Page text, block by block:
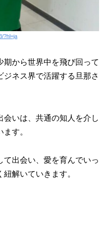
?hl=ja
期から世界中を飛び回って
ジネス界で活躍する旦那さ
いは、共通の知人を介し
す。
て出会い、愛を育んでいっ
解いていきます。